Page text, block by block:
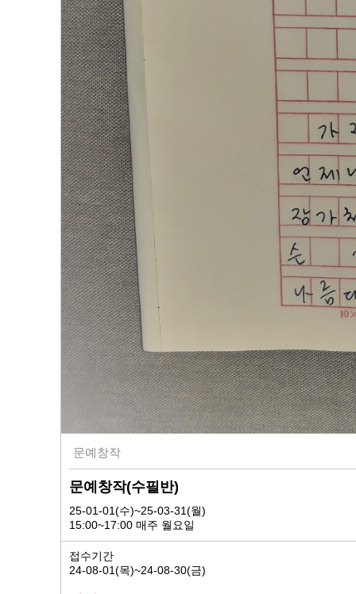
문예창작
문예창작(수필반)
25-01-01(수)~25-03-31(월)
15:00~17:00 매주 월요일
접수기간
24-08-01(목)~24-08-30(금)